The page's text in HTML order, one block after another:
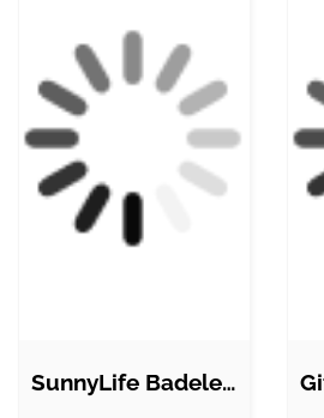
SunnyLife Badelegetøj - Bath Squirters…